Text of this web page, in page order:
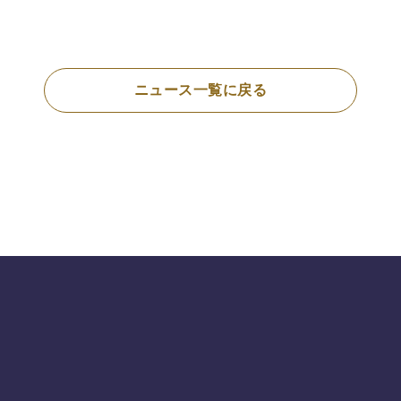
ニュース一覧に戻る